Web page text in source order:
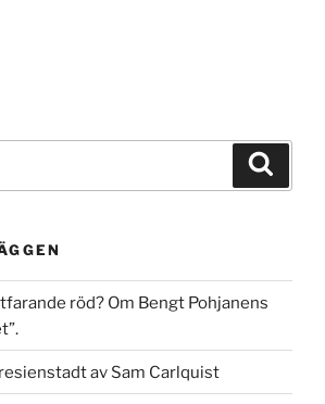
röd? Om Bengt Pohjanens
av Sam Carlquist